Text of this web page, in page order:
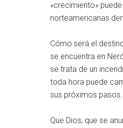
«crecimiento»
norteamericanas
Cómo será el
se encuentra en
se trata de un
toda hora puede
sus próximos pasos.
Que Dios, que se